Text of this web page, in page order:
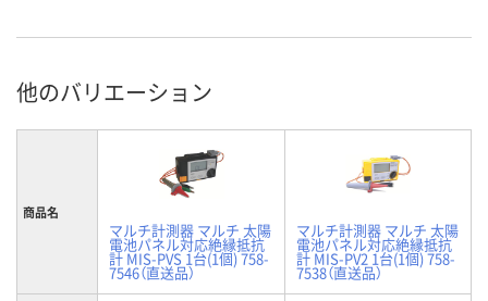
他のバリエーション
商品名
マルチ計測器 マルチ 太陽
電池パネル対応絶縁抵抗
計 MIS-PVS 1台(1個) 758-
7546（直送品）
マルチ計測器 マルチ 太陽
電池パネル対応絶縁抵抗
計 MIS-PV2 1台(1個) 758-
7538（直送品）